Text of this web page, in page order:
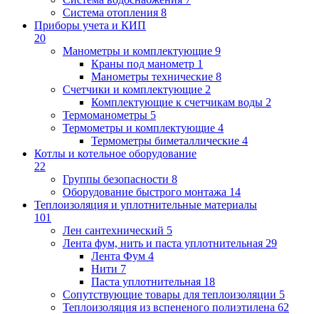
Система отопления 8
Приборы учета и КИП
20
Манометры и комплектующие 9
Краны под манометр 1
Манометры технические 8
Счетчики и комплектующие 2
Комплектующие к счетчикам воды 2
Термоманометры 5
Термометры и комплектующие 4
Термометры биметаллические 4
Котлы и котельное оборудование
22
Группы безопасности 8
Оборудование быстрого монтажа 14
Теплоизоляция и уплотнительные материалы
101
Лен сантехнический 5
Лента фум, нить и паста уплотнительная 29
Лента Фум 4
Нити 7
Паста уплотнительная 18
Сопутствующие товары для теплоизоляции 5
Теплоизоляция из вспененого полиэтилена 62